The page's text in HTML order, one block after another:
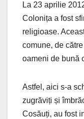
La 23 aprilie
Colonița a fost
religioase.
comune, de
oameni de bună
Astfel, aici s-a
zugrăviți și
Cosăuți, au fost